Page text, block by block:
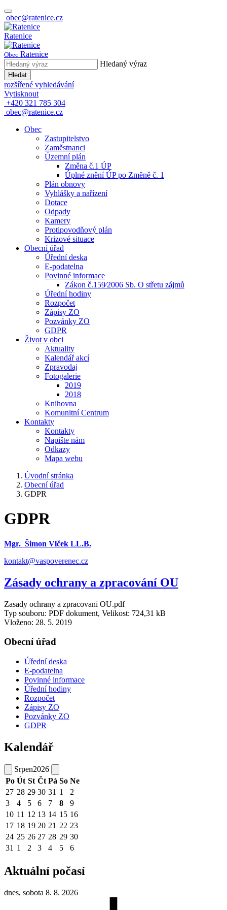
obec@ratenice.cz
Ratenice
Obec Ratenice
Hledaný výraz
Hledat
rozšířené vyhledávání
Vytisknout
+420 321 785 304
obec@ratenice.cz
Obec
Zastupitelstvo
Zaměstnanci
Územní plán
Změna č.1 ÚP
Úplné znění ÚP po Změně č. 1
Plán obnovy
Vyhlášky a nařízení
Dotace
Odpady
Kamery
Protipovodňový plán
Krizové situace
Obecní úřad
Úřední deska
E-podatelna
Povinné informace
Zákon č.159⁄2006 Sb. O střetu zájmů
Úřední hodiny
Rozpočet
Zápisy ZO
Pozvánky ZO
GDPR
Život v obci
Aktuality
Kalendář akcí
Zpravodaj
Fotogalerie
2019
2018
Knihovna
Komunitní Centrum
Kontakty
Kontakty
Napište nám
Odkazy
Mapa webu
Úvodní stránka
Obecní úřad
GDPR
GDPR
Mgr. Šimon Vlček LL.B.
kontakt@vaspoverenec.cz
Zásady ochrany a zpracování OU
Zasady ochrany a zpracovani OU.pdf
Typ souboru: PDF dokument, Velikost: 724,31 kB
Vloženo: 28. 5. 2019
Obecní úřad
Úřední deska
E-podatelna
Povinné informace
Úřední hodiny
Rozpočet
Zápisy ZO
Pozvánky ZO
GDPR
Kalendář
Srpen2026
Po Út St Čt Pá So Ne
27 28 29 30 31 1
2
3
4 5 6 7 8
9
10 11 12 13 14 15 16
17 18 19 20 21 22 23
24 25 26 27 28 29 30
31 1 2 3 4 5 6
Aktuální počasí
dnes, sobota 8. 8. 2026